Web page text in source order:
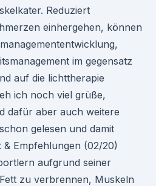
Reduziert
einhergehen, können
im gegensatz
auf die lichttherapie
ich noch viel grüße,
dafür aber auch weitere
gelesen und damit
Empfehlungen (02/20)
aufgrund seiner
zu verbrennen, Muskeln